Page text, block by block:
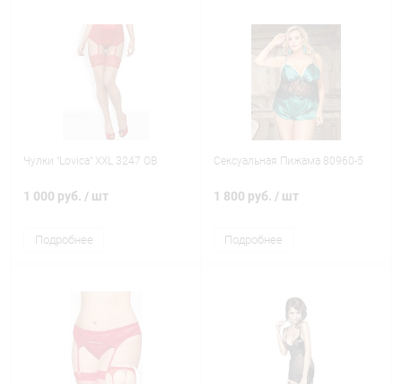
Чулки "Lovica" XXL 3247 OB
1 000 руб. / шт
Подробнее
Сексуальная Пижама 80960-5
1 800 руб. / шт
Подробнее